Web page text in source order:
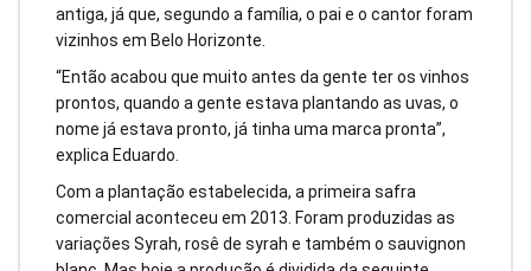
antiga, já que, segundo a família, o pai e o cantor foram
vizinhos em Belo Horizonte.
“Então acabou que muito antes da gente ter os vinhos
prontos, quando a gente estava plantando as uvas, o
nome já estava pronto, já tinha uma marca pronta”,
explica Eduardo.
Com a plantação estabelecida, a primeira safra
comercial aconteceu em 2013. Foram produzidas as
variações Syrah, rosê de syrah e também o sauvignon